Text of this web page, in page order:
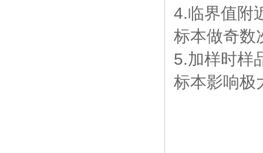
4.临界值附
标本做奇数
5.加样时样
标本影响极